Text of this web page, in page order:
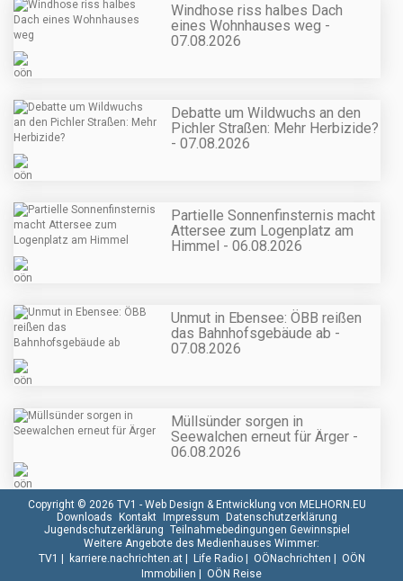
Windhose riss halbes Dach
eines Wohnhauses weg -
07.08.2026
Debatte um Wildwuchs an den
Pichler Straßen: Mehr Herbizide?
- 07.08.2026
Partielle Sonnenfinsternis macht
Attersee zum Logenplatz am
Himmel - 06.08.2026
Unmut in Ebensee: ÖBB reißen
das Bahnhofsgebäude ab -
07.08.2026
Müllsünder sorgen in
Seewalchen erneut für Ärger -
06.08.2026
Copyright © 2026 TV1 - Web Design & Entwicklung von MELHORN.EU
Downloads Kontakt Impressum Datenschutzerklärung
Jugendschutzerklärung Teilnahmebedingungen Gewinnspiel
Weitere Angebote des Medienhauses Wimmer:
TV1 | karriere.nachrichten.at| Life Radio| OÖNachrichten | OÖN
Immobilien | OÖN Reise